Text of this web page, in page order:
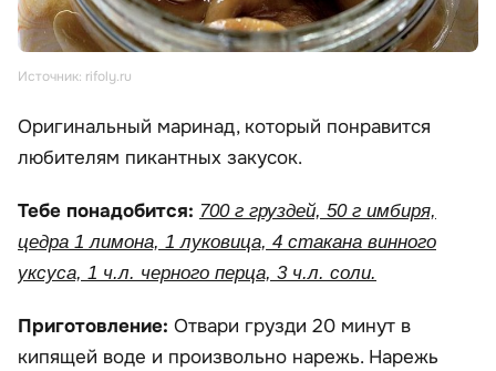
Источник: rifoly.ru
Оригинальный маринад, который понравится
любителям пикантных закусок.
Тебе понадобится: 700 г груздей, 50 г имбиря,
цедра 1 лимона, 1 луковица, 4 стакана винного
уксуса, 1 ч.л. черного перца, 3 ч.л. соли.
Приготовление: Отвари грузди 20 минут в
кипящей воде и произвольно нарежь. Нарежь